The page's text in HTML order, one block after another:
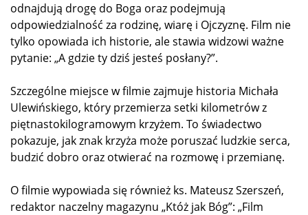
odnajdują drogę do Boga oraz podejmują
odpowiedzialność za rodzinę, wiarę i Ojczyznę. Film nie
tylko opowiada ich historie, ale stawia widzowi ważne
pytanie: „A gdzie ty dziś jesteś posłany?”.
Szczególne miejsce w filmie zajmuje historia Michała
Ulewińskiego, który przemierza setki kilometrów z
piętnastokilogramowym krzyżem. To świadectwo
pokazuje, jak znak krzyża może poruszać ludzkie serca,
budzić dobro oraz otwierać na rozmowę i przemianę.
O filmie wypowiada się również ks. Mateusz Szerszeń,
redaktor naczelny magazynu „Któż jak Bóg”: „Film